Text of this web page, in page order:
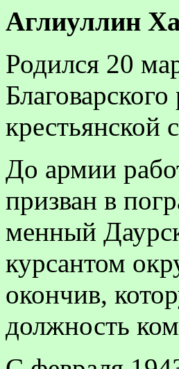
Аглиуллин
Родился 20
До армии
призван в
менный
курсантом
окончив,
должность